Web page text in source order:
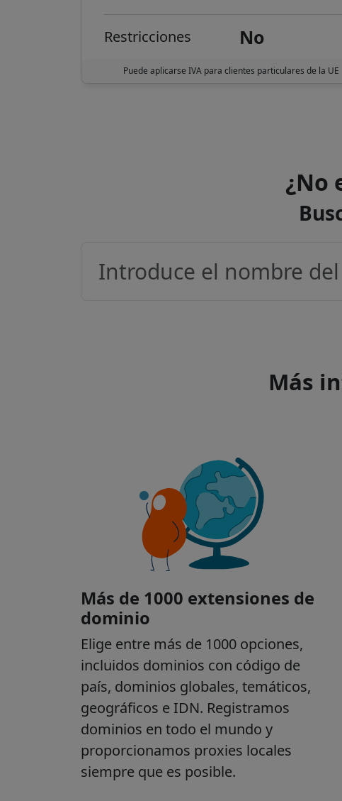
Restricciones No
Puede aplicarse IVA para clientes particulares de la UE
¿No